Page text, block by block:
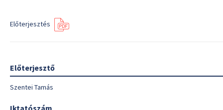
Előterjesztés
Előterjesztő
Szentei Tamás
Iktatószám